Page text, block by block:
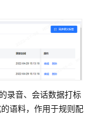
录音、会话数据打标
语料，作用于规则配